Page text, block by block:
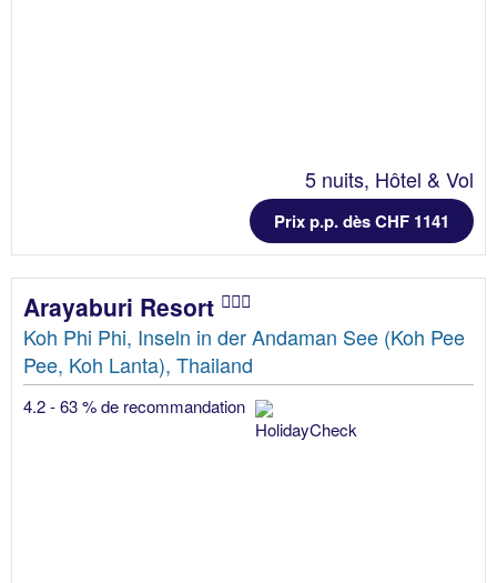
5 nuits, Hôtel & Vol
Prix p.p. dès CHF 1141
Arayaburi Resort
Koh Phi Phi, Inseln in der Andaman See (Koh Pee
Pee, Koh Lanta), Thailand
4.2 - 63 % de recommandation